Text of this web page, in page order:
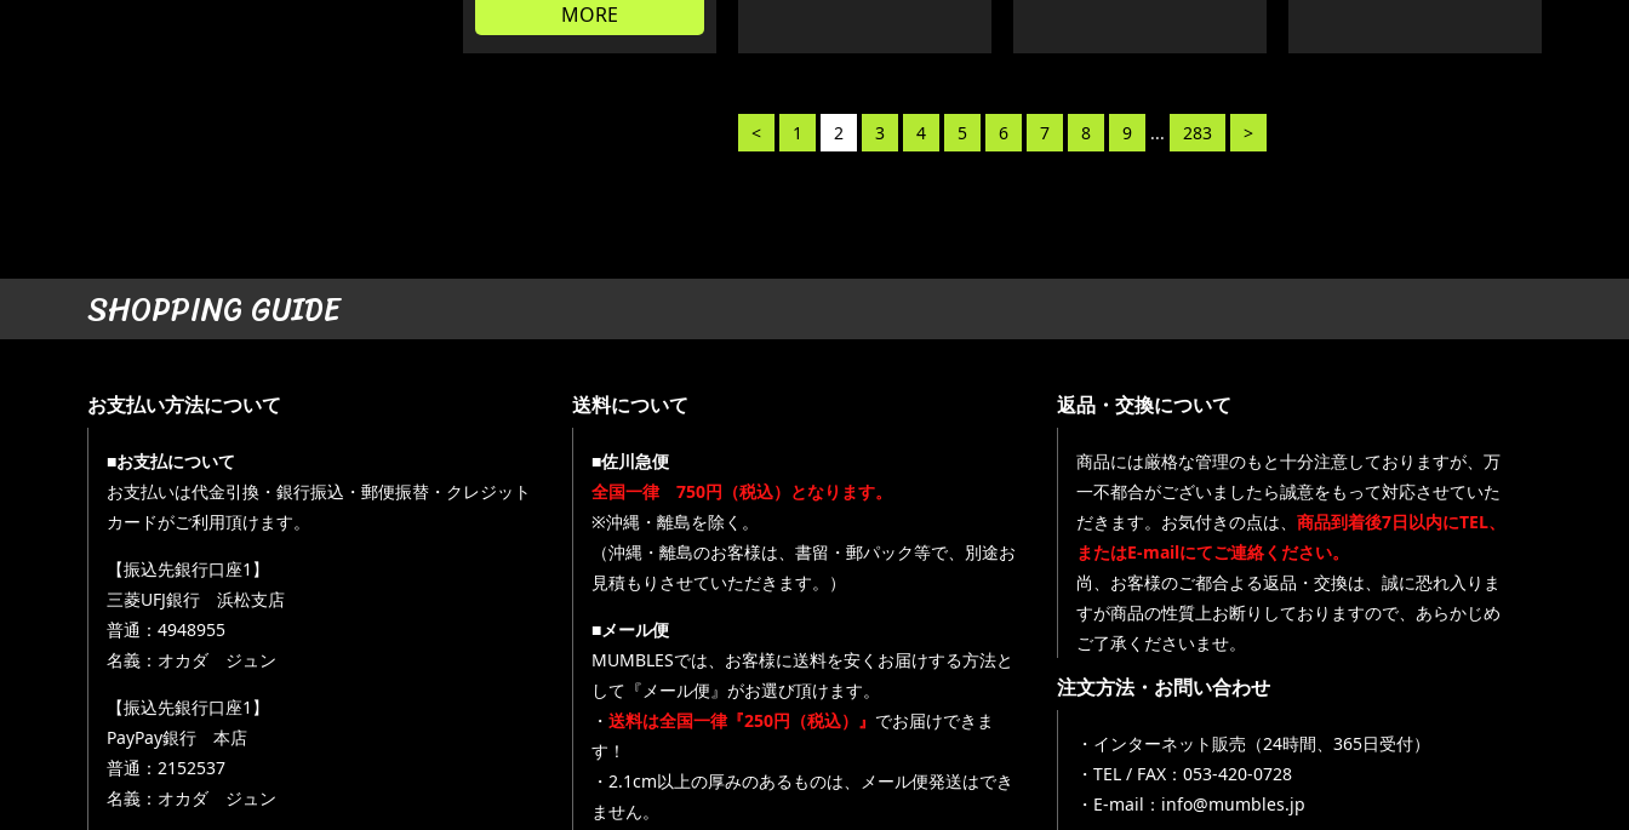
MORE
< 1 2 3 4 5 6 7 8 9 ... 283 >
SHOPPING GUIDE
お支払い方法について
■お支払について
お支払いは代金引換・銀行振込・郵便振替・クレジット
カードがご利用頂けます。
【振込先銀行口座1】
三菱UFJ銀行 浜松支店
普通：4948955
名義：オカダ ジュン
【振込先銀行口座1】
PayPay銀行 本店
普通：2152537
名義：オカダ ジュン
送料について
■佐川急便
全国一律 750円（税込）となります。
※沖縄・離島を除く。
（沖縄・離島のお客様は、書留・郵パック等で、別途お
見積もりさせていただきます。）
■メール便
MUMBLESでは、お客様に送料を安くお届けする方法と
して『メール便』がお選び頂けます。
・ 送料は全国一律『250円（税込）』 でお届けできま
す！
・2.1cm以上の厚みのあるものは、メール便発送はでき
ません。
返品・交換について
商品には厳格な管理のもと十分注意しておりますが、万
一不都合がございましたら誠意をもって対応させていた
だきます。お気付きの点は、 商品到着後7日以内にTEL、
またはE-mailにてご連絡ください。
尚、お客様のご都合よる返品・交換は、誠に恐れ入りま
すが商品の性質上お断りしておりますので、あらかじめ
ご了承くださいませ。
注文方法・お問い合わせ
・インターネット販売（24時間、365日受付）
・TEL / FAX：053-420-0728
・E-mail：info@mumbles.jp